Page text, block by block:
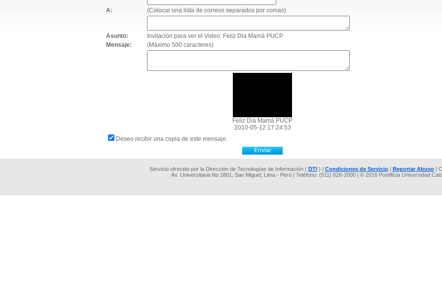
A: (Colocar una lista de correos separados por comas)
Asunto:
Invitación para ver el Video: Feliz Dia Mamá PUCP
Mensaje:
(Máximo 500 caracteres)
Feliz Dia Mamá PUCP
2010-05-12 17:24:53
Deseo recibir una copia de este mensaje.
Servicio ofrecido por la Dirección de Tecnologías de Información ( DTI) | Condiciones de Servicio| Reportar Abuso|
Av. Universitaria No 1801, San Miguel, Lima - Perú | Teléfono: (511) 626-2000 | © 2016 Pontificia Universidad